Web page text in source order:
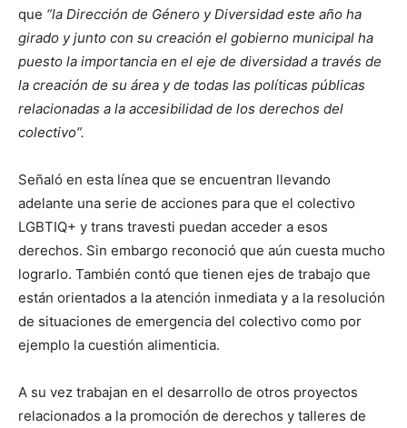
que “la Dirección de Género y Diversidad este año ha
girado y junto con su creación el gobierno municipal ha
puesto la importancia en el eje de diversidad a través de
la creación de su área y de todas las políticas públicas
relacionadas a la accesibilidad de los derechos del
colectivo”.
Señaló en esta línea que se encuentran llevando
adelante una serie de acciones para que el colectivo
LGBTIQ+ y trans travesti puedan acceder a esos
derechos. Sin embargo reconoció que aún cuesta mucho
lograrlo. También contó que tienen ejes de trabajo que
están orientados a la atención inmediata y a la resolución
de situaciones de emergencia del colectivo como por
ejemplo la cuestión alimenticia.
A su vez trabajan en el desarrollo de otros proyectos
relacionados a la promoción de derechos y talleres de